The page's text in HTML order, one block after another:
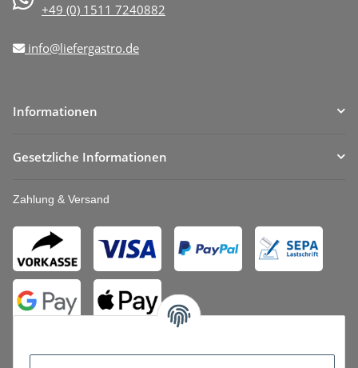
+49 (0) 1511 7240882
info@liefergastro.de
Informationen
Gesetzliche Informationen
Zahlung & Versand